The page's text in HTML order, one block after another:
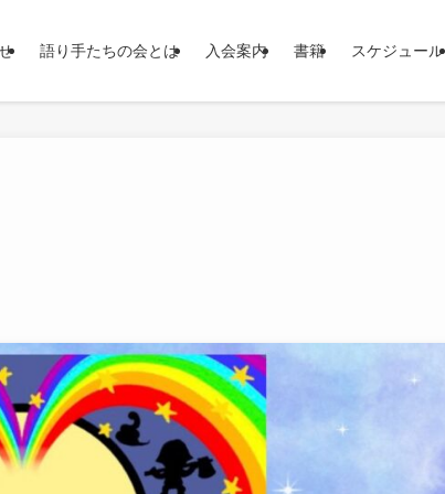
語り手たちの会とは 入会案内 書籍 スケジュール